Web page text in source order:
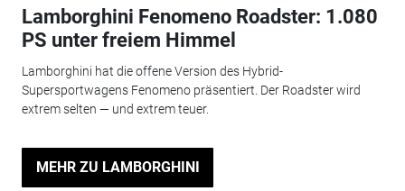
Lamborghini Fenomeno Roadster: 1.080
PS unter freiem Himmel
Lamborghini hat die offene Version des Hybrid-
Supersportwagens Fenomeno präsentiert. Der Roadster wird
extrem selten — und extrem teuer.
MEHR ZU LAMBORGHINI